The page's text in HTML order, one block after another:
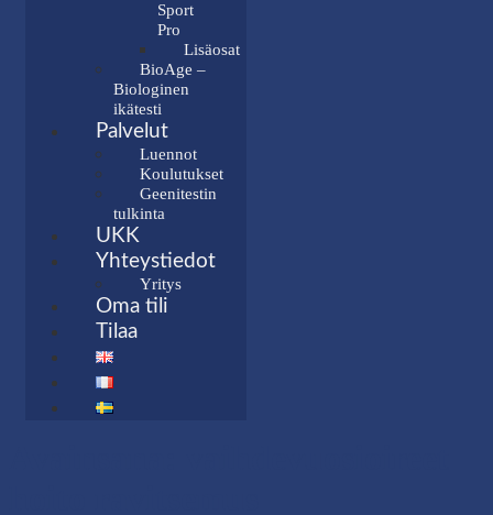
Sport
Pro
Lisäosat
BioAge –
Biologinen
ikätesti
Palvelut
Luennot
Koulutukset
Geenitestin
tulkinta
UKK
Yhteystiedot
Yritys
Oma tili
Tilaa